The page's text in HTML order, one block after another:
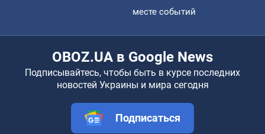
месте событий
OBOZ.UA в Google News
Подписывайтесь, чтобы быть в курсе последних
новостей Украины и мира сегодня
Подписаться